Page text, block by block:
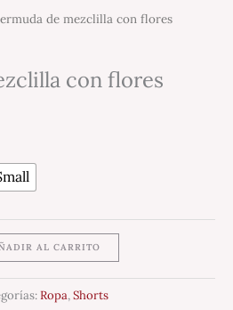
de mezclilla con flores
con flores
AL CARRITO
Ropa,Shorts